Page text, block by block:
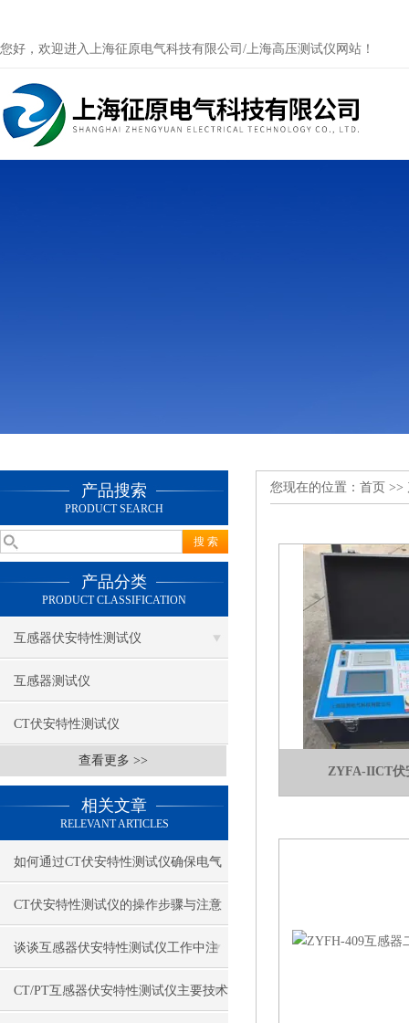
您好，欢迎进入上海征原电气科技有限公司/上海高压测试仪网站！
产品搜索
PRODUCT SEARCH
产品分类
PRODUCT CLASSIFICATION
互感器伏安特性测试仪
互感器测试仪
CT伏安特性测试仪
查看更多 >>
相关文章
RELEVANT ARTICLES
如何通过CT伏安特性测试仪确保电气
系统的安全与稳定？
CT伏安特性测试仪的操作步骤与注意
事项
谈谈互感器伏安特性测试仪工作中注
意事项
CT/PT互感器伏安特性测试仪主要技术
您现在的位置： 首页 >>
ZYFA-IICT伏